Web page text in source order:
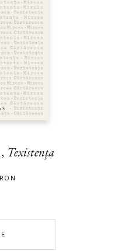
Texistența